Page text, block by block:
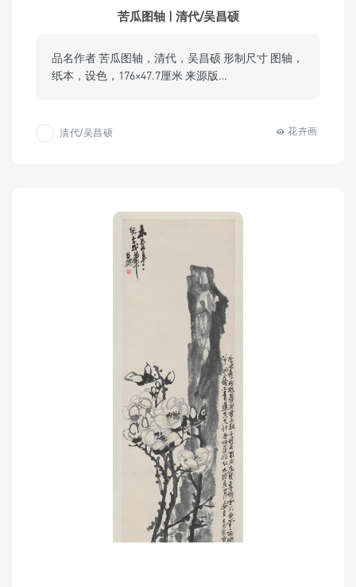
苦瓜图轴 | 清代/吴昌硕
品名作者 苦瓜图轴，清代，吴昌硕 形制尺寸 图轴，
纸本，设色，176×47.7厘米 来源版…
清代/吴昌硕 花卉画